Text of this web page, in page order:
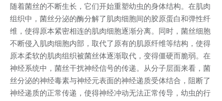
随着菌丝的不断生长，它们开始重塑幼虫的身体结构。在肌肉
组织中，菌丝分泌的酶分解了肌肉细胞间的胶原蛋白和弹性纤
维，使得原本紧密相连的肌肉细胞逐渐分离。同时，菌丝细胞
不断侵入肌肉细胞内部，取代了原有的肌原纤维等结构，使得
原本柔软的肌肉组织被菌丝体逐渐取代，变得僵硬而脆弱。在
神经系统中，菌丝干扰神经信号的传递。从分子层面来看，菌
丝分泌的神经毒素与神经元表面的神经递质受体结合，阻断了
神经递质的正常传递，使得神经冲动无法正常传导，幼虫的行